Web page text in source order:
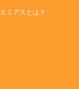
エミアスとは？